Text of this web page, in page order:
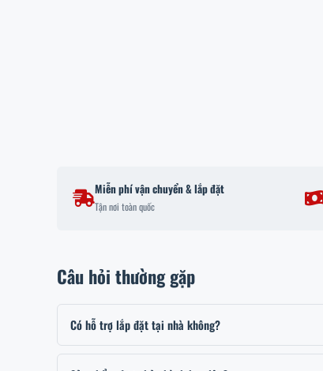
Miễn phí vận chuyển & lắp đặt
Tận nơi toàn quốc
Câu hỏi thường gặp
Có hỗ trợ lắp đặt tại nhà không?